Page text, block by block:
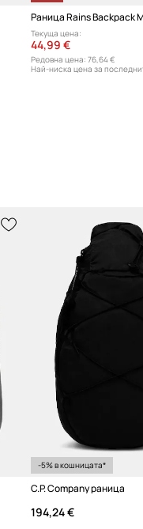
Раница Rains Backpack
Текуща цена:
44,99 €
Редовна цена: 76,64 €
Най-ниска цена за
-5% в кошницата*
C.P. Company раница
194,24 €